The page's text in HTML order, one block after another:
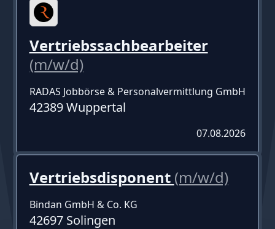
Vertriebssachbearbeiter
(m/w/d)
RADAS Jobbörse & Personalvermittlung GmbH
42389 Wuppertal
07.08.2026
Vertriebsdisponent (m/w/d)
Bindan GmbH & Co. KG
42697 Solingen